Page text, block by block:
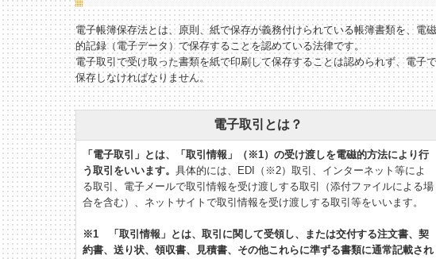
電子帳簿保存法とは、原則、紙で保存が義務付けられている帳簿書類を、電磁
的記録（電子データ）で保存することを認めている法律です。
電子取引で受け取った書類を紙で印刷して保存することは認められず、電子で
保存しなければなりません。
電子取引とは？
「電子取引」とは、「取引情報」（※1）の受け渡しを電磁的方法により行
う取引をいいます。 具体的には、EDI（※2）取引、インターネット等によ
る取引、電子メールで取引情報を受け渡しする取引（添付ファイルによる場
合を含む）、ネットサイトで取引情報を受け渡しする取引等をいいます。
※1 「取引情報」とは、取引に関して受領し、または交付する注文書、契
約書、送り状、領収書、見積書、その他これらに準ずる書類に通常記載され